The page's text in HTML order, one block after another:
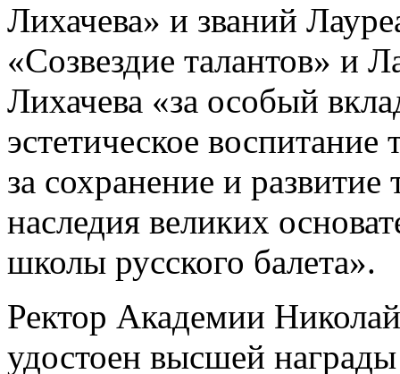
Лихачева» и званий
«Созвездие талантов» и
Лихачева «за особый
эстетическое
за сохранение и
наследия великих
школы русского балета».
Ректор Академии
удостоен высшей